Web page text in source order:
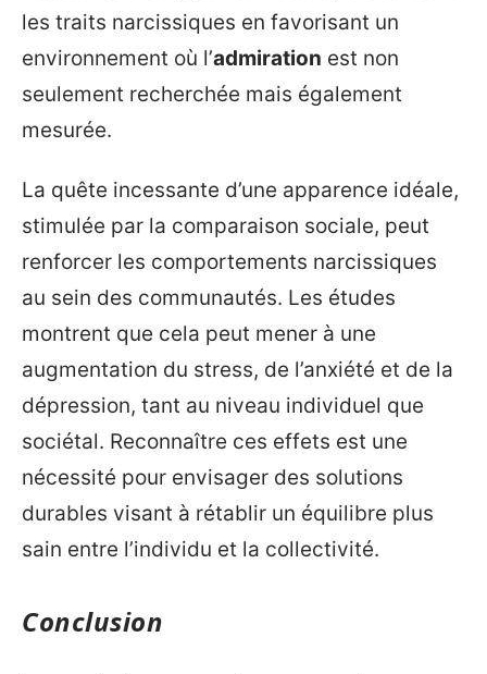
les traits narcissiques en favorisant un
environnement où l’admiration est non
seulement recherchée mais également
mesurée.
La quête incessante d’une apparence idéale,
stimulée par la comparaison sociale, peut
renforcer les comportements narcissiques
au sein des communautés. Les études
montrent que cela peut mener à une
augmentation du stress, de l’anxiété et de la
dépression, tant au niveau individuel que
sociétal. Reconnaître ces effets est une
nécessité pour envisager des solutions
durables visant à rétablir un équilibre plus
sain entre l’individu et la collectivité.
Conclusion